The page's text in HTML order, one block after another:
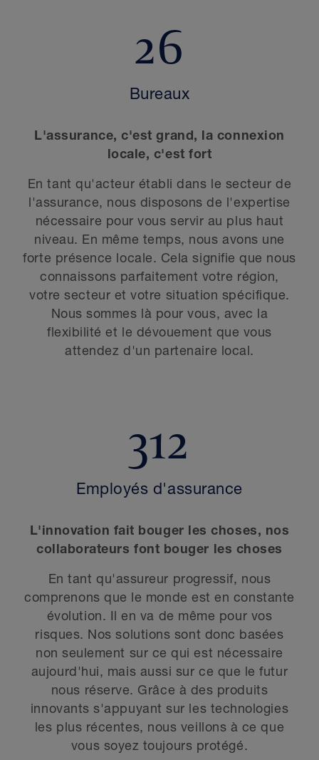
26
Bureaux
L'assurance, c'est grand, la connexion
locale, c'est fort
En tant qu'acteur établi dans le secteur de
l'assurance, nous disposons de l'expertise
nécessaire pour vous servir au plus haut
niveau. En même temps, nous avons une
forte présence locale. Cela signifie que nous
connaissons parfaitement votre région,
votre secteur et votre situation spécifique.
Nous sommes là pour vous, avec la
flexibilité et le dévouement que vous
attendez d'un partenaire local.
312
Employés d'assurance
L'innovation fait bouger les choses, nos
collaborateurs font bouger les choses
En tant qu'assureur progressif, nous
comprenons que le monde est en constante
évolution. Il en va de même pour vos
risques. Nos solutions sont donc basées
non seulement sur ce qui est nécessaire
aujourd'hui, mais aussi sur ce que le futur
nous réserve. Grâce à des produits
innovants s'appuyant sur les technologies
les plus récentes, nous veillons à ce que
vous soyez toujours protégé.